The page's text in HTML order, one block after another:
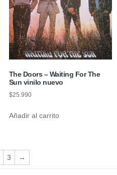
The Doors – Waiting For The
Sun vinilo nuevo
$25.990
Añadir al carrito
3 →